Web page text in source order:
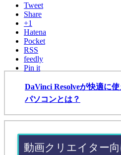
Tweet
Share
+1
Hatena
Pocket
RSS
feedly
Pin it
DaVinci Resolveが快適に
パソコンとは？
動画クリエイター